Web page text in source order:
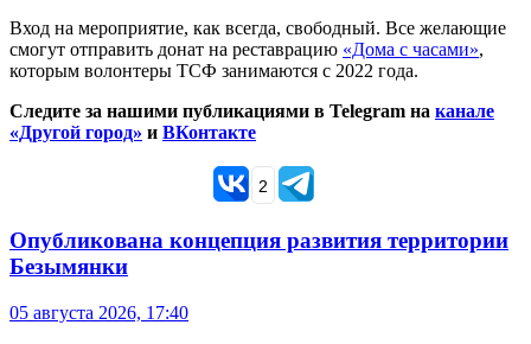
Вход на мероприятие, как всегда, свободный. Все желающие
смогут отправить донат на реставрацию «Дома с часами»,
которым волонтеры ТСФ занимаются с 2022 года.
Следите за нашими публикациями в Telegram на канале
«Другой город» и ВКонтакте
2
Опубликована концепция развития территории
Безымянки
05 августа 2026, 17:40